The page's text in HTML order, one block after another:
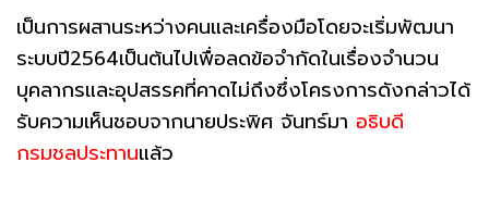
เป็นการผสานระหว่างคนและเครื่องมือโดยจะเริ่มพัฒนา
ระบบปี2564เป็นต้นไปเพื่อลดข้อจำกัดในเรื่องจำนวน
บุคลากรและอุปสรรคที่คาดไม่ถึงซึ่งโครงการดังกล่าวได้
รับความเห็นชอบจากนายประพิศ จันทร์มา อธิบดี
กรมชลประทานแล้ว